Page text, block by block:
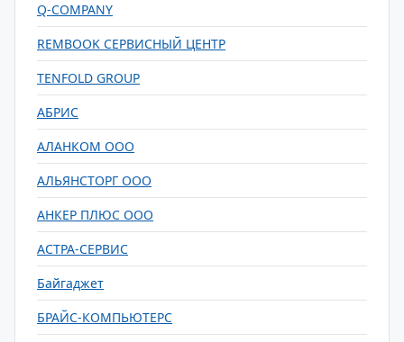
Q-COMPANY
REMBOOK СЕРВИСНЫЙ ЦЕНТР
TENFOLD GROUP
АБРИС
АЛАНКОМ ООО
АЛЬЯНСТОРГ ООО
АНКЕР ПЛЮС ООО
АСТРА-СЕРВИС
Байгаджет
БРАЙС-КОМПЬЮТЕРС